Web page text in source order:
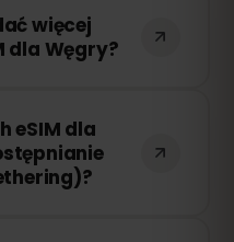
Możesz
przez
więcej
dla Węgry?
konieczności
Wystarczy
i wybrać
eSIM dla